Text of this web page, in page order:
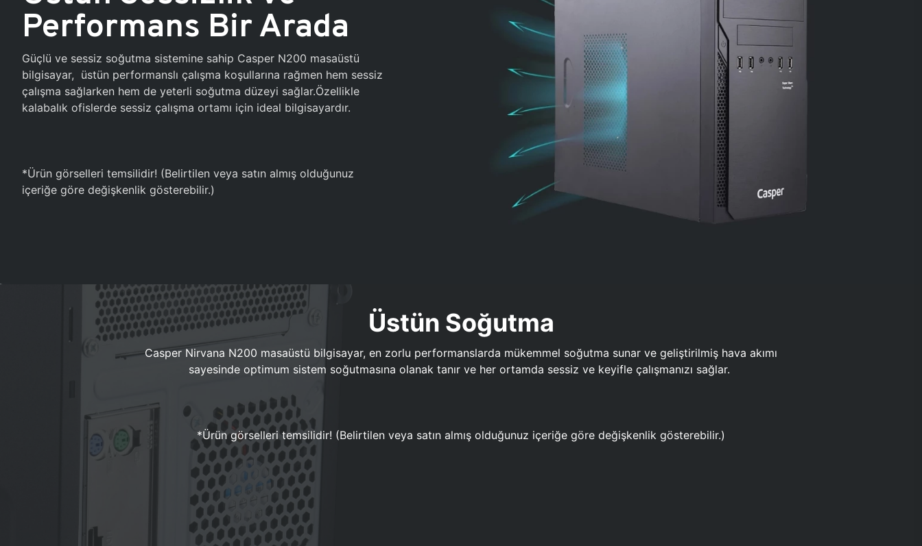
Performans Bir Arada
Güçlü ve sessiz soğutma sistemine sahip Casper N200 masaüstü
bilgisayar, üstün performanslı çalışma koşullarına rağmen hem sessiz
çalışma sağlarken hem de yeterli soğutma düzeyi sağlar.Özellikle
kalabalık ofislerde sessiz çalışma ortamı için ideal bilgisayardır.
*Ürün görselleri temsilidir! (Belirtilen veya satın almış olduğunuz
içeriğe göre değişkenlik gösterebilir.)
Üstün Soğutma
Casper Nirvana N200 masaüstü bilgisayar, en zorlu performanslarda mükemmel soğutma sunar ve geliştirilmiş hava akımı
sayesinde optimum sistem soğutmasına olanak tanır ve her ortamda sessiz ve keyifle çalışmanızı sağlar.
*Ürün görselleri temsilidir! (Belirtilen veya satın almış olduğunuz içeriğe göre değişkenlik gösterebilir.)